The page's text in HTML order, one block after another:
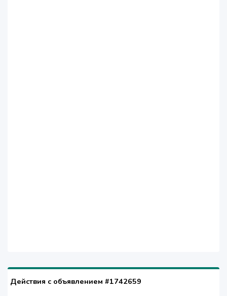
Действия с объявлением #1742659